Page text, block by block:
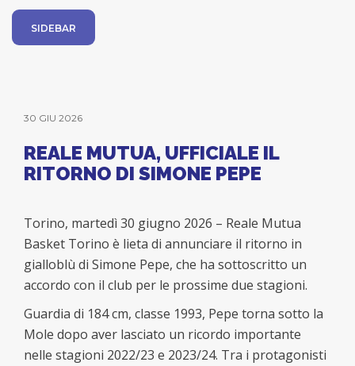
SIDEBAR
30 GIU 2026
REALE MUTUA, UFFICIALE IL
RITORNO DI SIMONE PEPE
Torino, martedì 30 giugno 2026 – Reale Mutua
Basket Torino è lieta di annunciare il ritorno in
gialloblù di Simone Pepe, che ha sottoscritto un
accordo con il club per le prossime due stagioni.
Guardia di 184 cm, classe 1993, Pepe torna sotto la
Mole dopo aver lasciato un ricordo importante
nelle stagioni 2022/23 e 2023/24. Tra i protagonisti